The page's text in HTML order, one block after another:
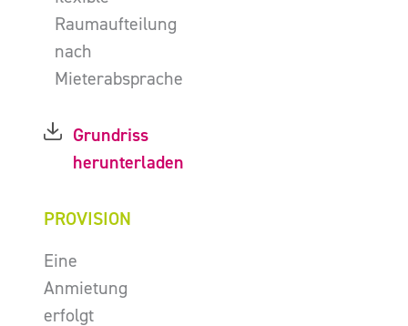
Raumaufteilung
nach
Mieterabsprache
Grundriss
herunterladen
PROVISION
Eine
Anmietung
erfolgt